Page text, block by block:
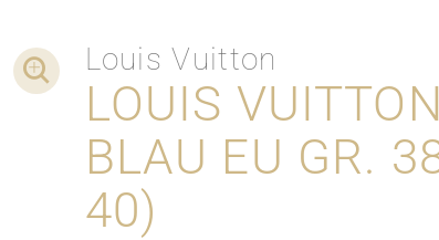
DETAIL-AUFNAHMEN
Louis Vuitton
LOUIS
BLAU EU GR.
40)